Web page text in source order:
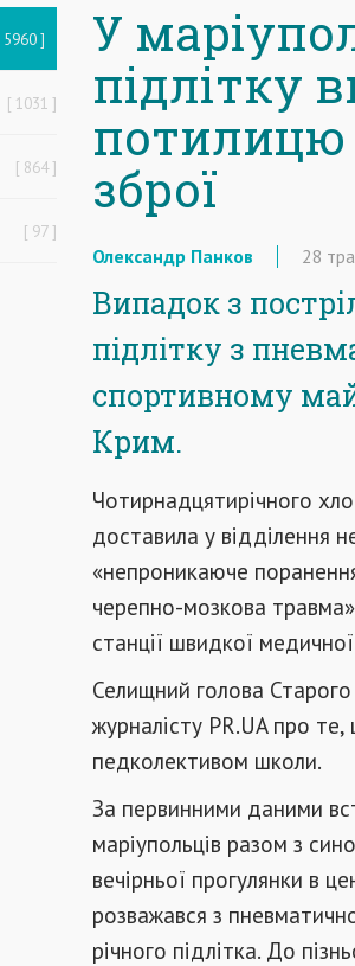
5960
1031
864
97
У
підлітку
потилицю
зброї
Олександр Панков 28 тра
Випадок з
підлітку з
спортивному
Крим.
Чотирнадцятирічного
доставила у відділення
«непроникаюче
черепно-мозкова
станції швидкої
Селищний голова
журналісту PR.UA про
педколективом школи.
За первинними даними
маріупольців разом з
вечірньої прогулянки в
розважався з
річного підлітка. До